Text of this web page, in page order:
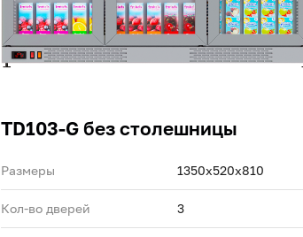
TD103-G без столешницы
Размеры 1350x520x810
Кол-во дверей 3